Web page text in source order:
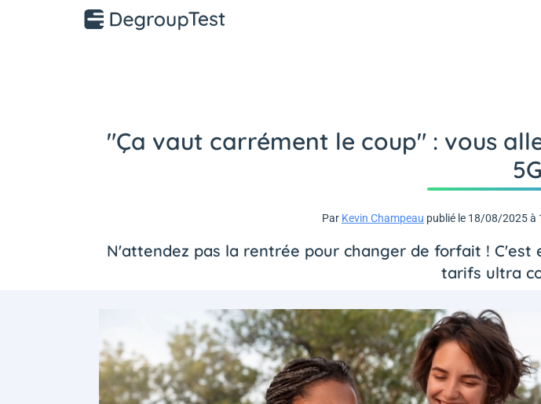
"Ça vaut carrément le coup" : vous
5G
Par Kevin Champeau publié le 18/08/2025 à
N'attendez pas la rentrée pour changer de forfait !
tarifs ultra